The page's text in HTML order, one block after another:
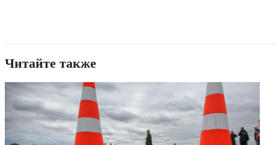
Читайте также